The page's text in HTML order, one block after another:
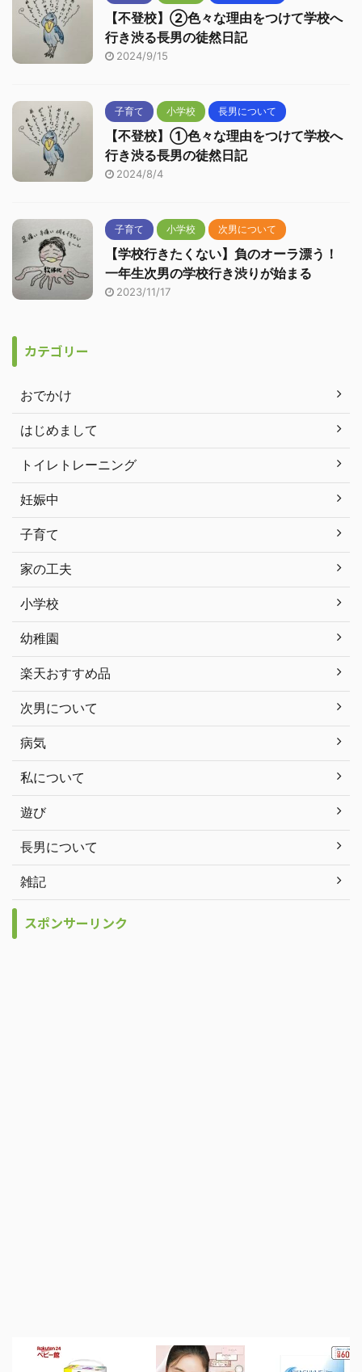
【不登校】②色々な理由をつけて学校へ
行き渋る長男の徒然日記
2024/9/15
子育て 小学校 長男について
【不登校】①色々な理由をつけて学校へ
行き渋る長男の徒然日記
2024/8/4
子育て 小学校 次男について
【学校行きたくない】負のオーラ漂う！
一年生次男の学校行き渋りが始まる
2023/11/17
カテゴリー
おでかけ
はじめまして
トイレトレーニング
妊娠中
子育て
家の工夫
小学校
幼稚園
楽天おすすめ品
次男について
病気
私について
遊び
長男について
雑記
スポンサーリンク